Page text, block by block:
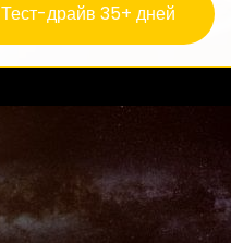
Тест-драйв 35+ дней